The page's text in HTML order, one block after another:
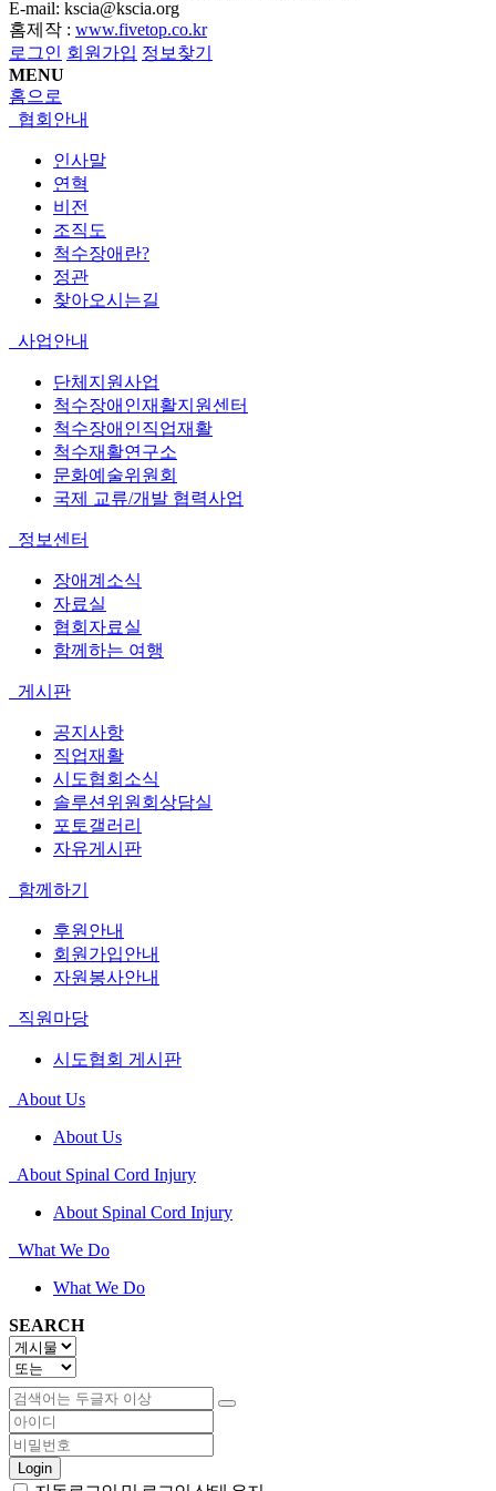
E-mail: kscia@kscia.org
홈제작 : www.fivetop.co.kr
로그인 회원가입 정보찾기
MENU
홈으로
협회안내
인사말
연혁
비전
조직도
척수장애란?
정관
찾아오시는길
사업안내
단체지원사업
척수장애인재활지원센터
척수장애인직업재활
척수재활연구소
문화예술위원회
국제 교류/개발 협력사업
정보센터
장애계소식
자료실
협회자료실
함께하는 여행
게시판
공지사항
직업재활
시도협회소식
솔루션위원회상담실
포토갤러리
자유게시판
함께하기
후원안내
회원가입안내
자원봉사안내
직원마당
시도협회 게시판
About Us
About Us
About Spinal Cord Injury
About Spinal Cord Injury
What We Do
What We Do
SEARCH
Login